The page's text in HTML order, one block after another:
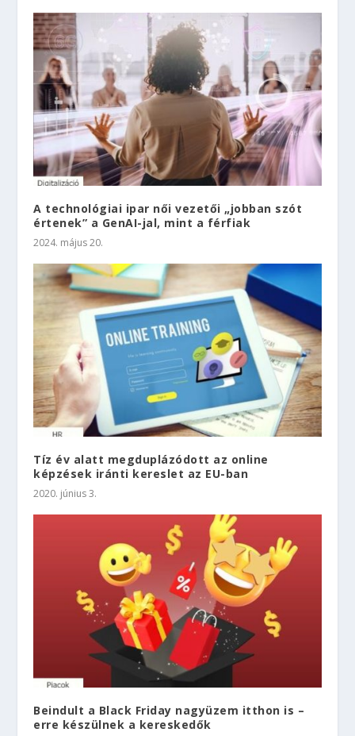
A technológiai ipar női vezetői „jobban szót
értenek” a GenAI-jal, mint a férfiak
2024. május 20.
Tíz év alatt megduplázódott az online
képzések iránti kereslet az EU-ban
2020. június 3.
Beindult a Black Friday nagyüzem itthon is –
erre készülnek a kereskedők